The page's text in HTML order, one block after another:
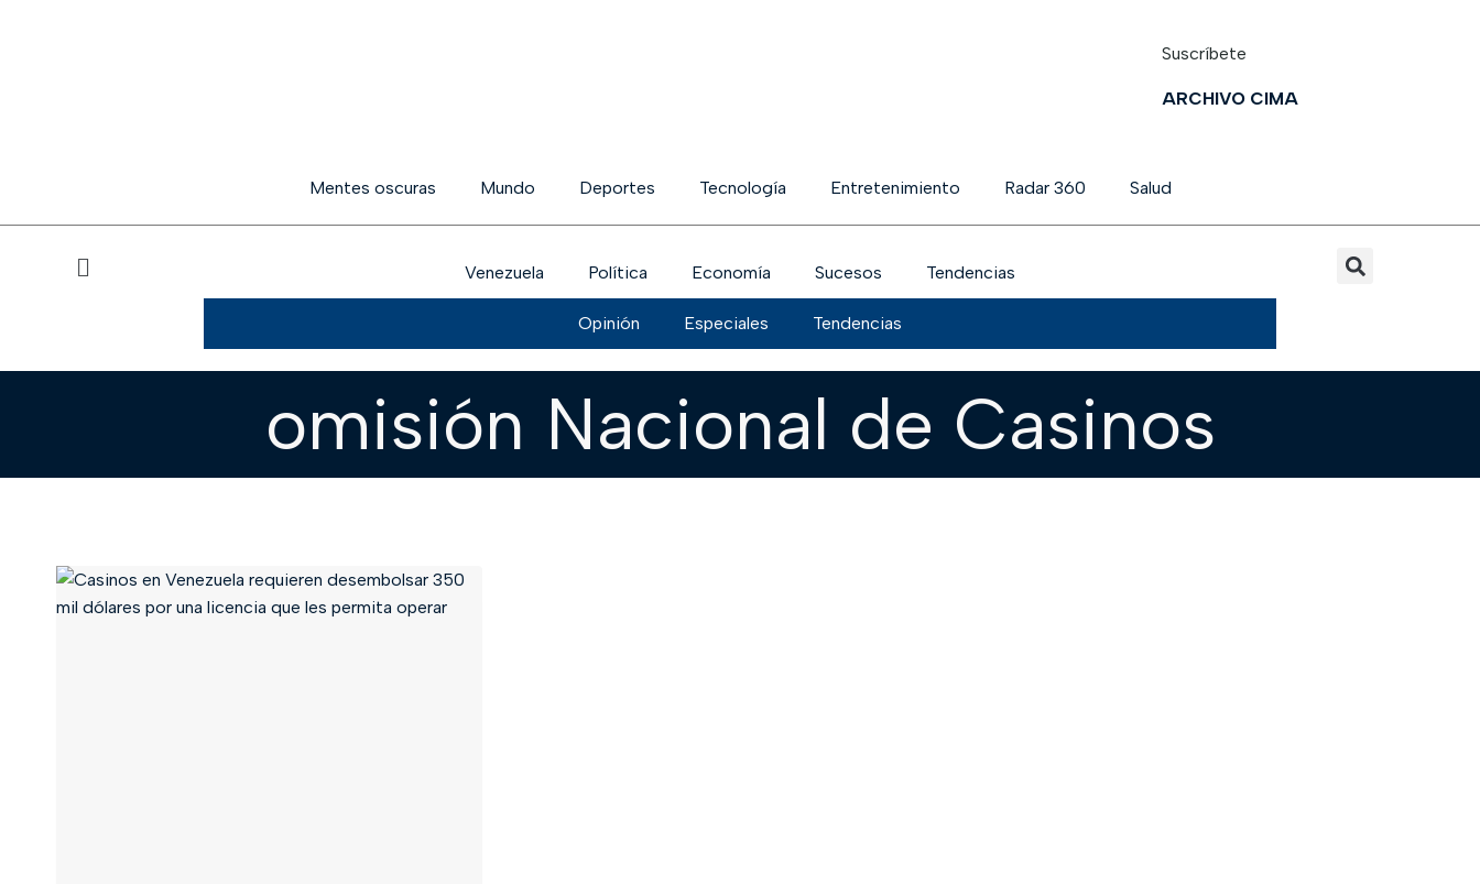
Suscríbete
ARCHIVO CIMA
Mentes oscuras Mundo Deportes Tecnología Entretenimiento Radar 360 Salud
Venezuela Política Economía Sucesos Tendencias
Opinión Especiales Tendencias
omisión Nacional de Casinos